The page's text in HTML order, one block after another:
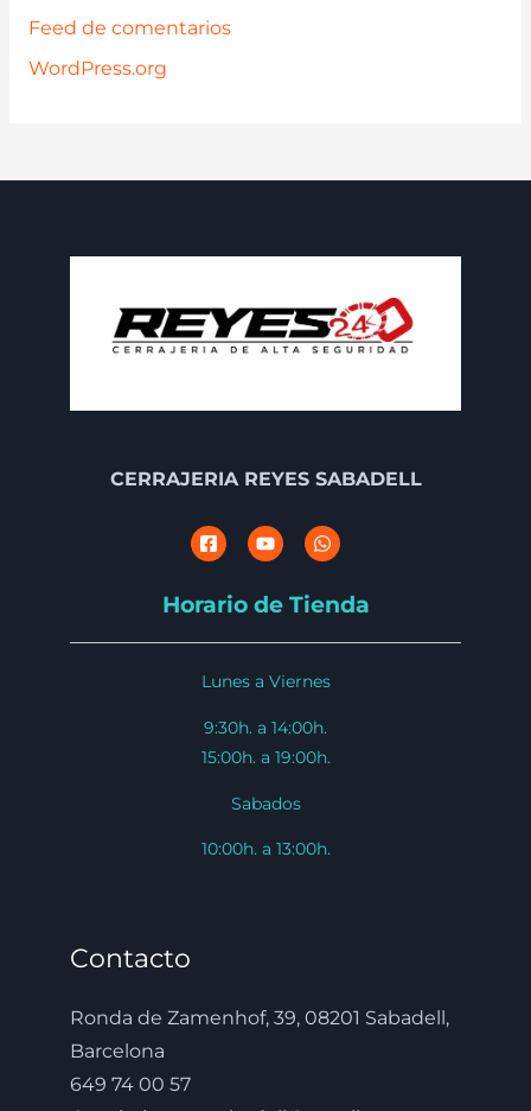
Feed de comentarios
WordPress.org
CERRAJERIA REYES SABADELL
Horario de Tienda
Lunes a Viernes
9:30h. a 14:00h.
15:00h. a 19:00h.
Sabados
10:00h. a 13:00h.
Contacto
Ronda de Zamenhof, 39, 08201 Sabadell,
Barcelona
649 74 00 57